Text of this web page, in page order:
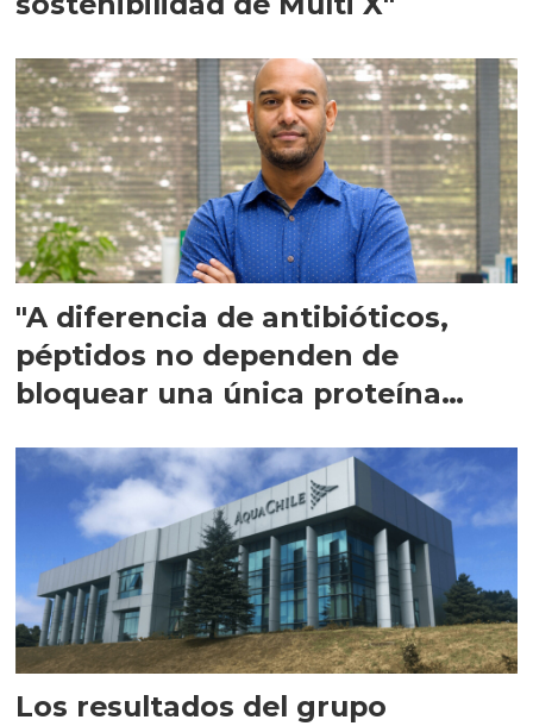
"A diferencia de antibióticos,
péptidos no dependen de
bloquear una única proteína
Los resultados del grupo